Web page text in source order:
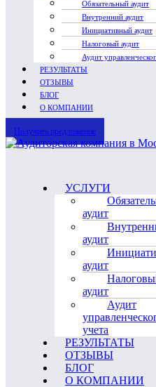
Обязательный аудит
Внутренний аудит
Инициативный аудит
Налоговый аудит
Аудит
РЕЗУЛЬТАТЫ
ОТЗЫВЫ
БЛОГ
О КОМПАНИИ
Получить предложение
УСЛУГИ
аудит
аудит
аудит
аудит
Аудит
учета
РЕЗУЛЬТАТЫ
ОТЗЫВЫ
БЛОГ
О КОМПАНИИ